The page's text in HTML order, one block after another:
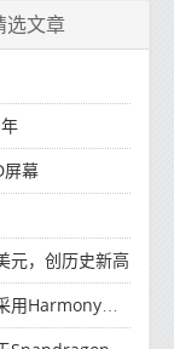
选文章
屏幕
元，创历史新高
的智能家居产品